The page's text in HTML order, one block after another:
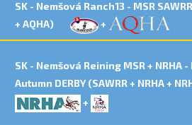
SK - Nemšová Ranch13 - MSR
+ AQHA)
+
SK - Nemšová Reining MSR + NRHA
Autumn DERBY (SAWRR + NRHA +
+